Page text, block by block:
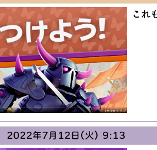
これ
2022年7月12日(火) 9:13